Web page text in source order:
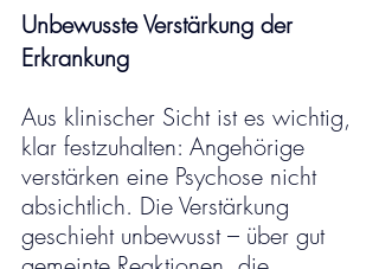
Unbewusste Verstärkung der
Erkrankung
Aus klinischer Sicht ist es wichtig,
klar festzuhalten: Angehörige
verstärken eine Psychose nicht
absichtlich. Die Verstärkung
geschieht unbewusst – über gut